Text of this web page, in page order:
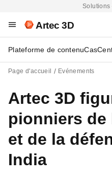
Solutions
Artec 3D
Plateforme de contenuCas
Page d'accueil Evénements
Artec 3D
pionniers de
et de la
India